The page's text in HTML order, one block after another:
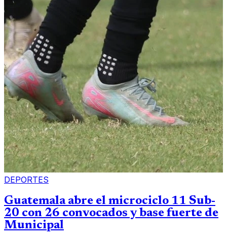
DEPORTES
Guatemala abre el microciclo 11 Sub-
20 con 26 convocados y base fuerte de
Municipal